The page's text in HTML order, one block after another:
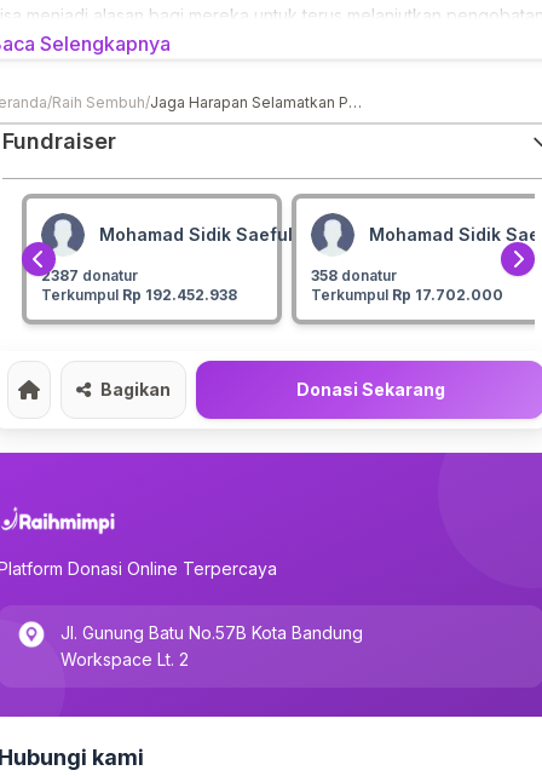
menjadi alasan bagi mereka untuk terus melanjutkan pengobatan.
penyakit kronis, menyebut nama Anda dalam harapannya.
Doa yang lahir dari rasa syukur karena masih bisa bertahan
melanjutkan pengobatan.
Hari ini, kita masih diberi kesempatan untuk menjadi bagian
harapan mereka.
Bukan sekadar membantu.
Tapi menghadirkan peluang untuk sembuh.
Mari bersama, kita kuatkan langkah para pejuang ini.
Karena bisa jadi,
kebaikan Anda hari ini adalah jalan menuju
Selengkapnya
/Raih Sembuh/ Jaga Harapan Selamatkan Para Pejuang Kesembuhan
Fundraiser
Mohamad Sidik Saefullah
2387 donatur
Terkumpul Rp 192.452.938
Mohamad Sidik
358 donatur
Terkumpul Rp 17.702.000
Home
Bagikan Donasi Sekarang
Donasi Online Terpercaya
Jl. Gunung Batu No.57B Kota Bandung
Workspace Lt. 2
Hubungi kami